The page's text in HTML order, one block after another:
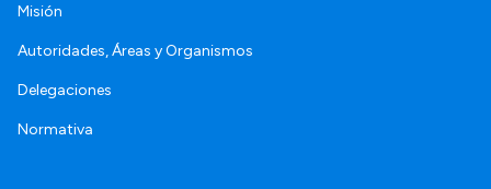
Misión
Autoridades, Áreas y Organismos
Delegaciones
Normativa